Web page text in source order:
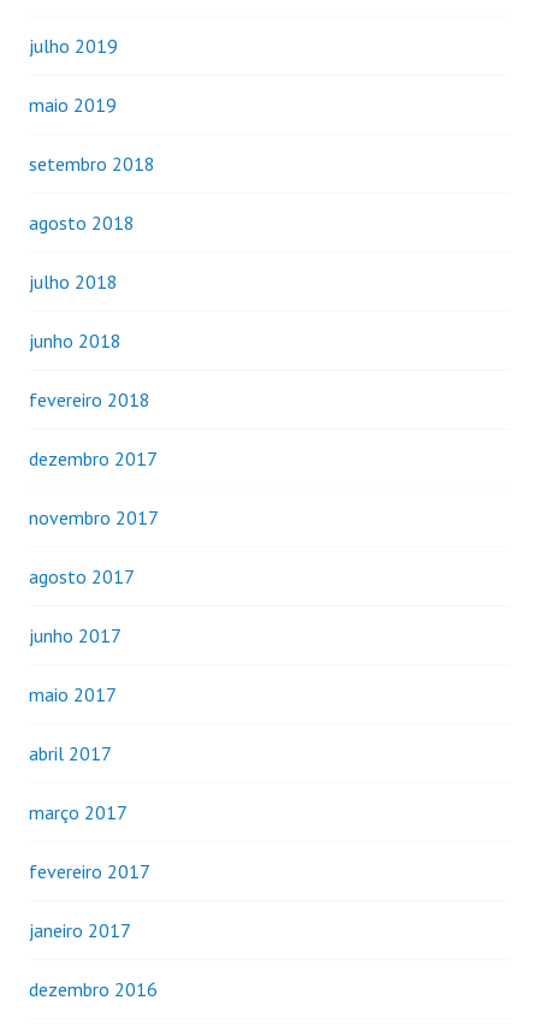
julho 2019
maio 2019
setembro 2018
agosto 2018
julho 2018
junho 2018
fevereiro 2018
dezembro 2017
novembro 2017
agosto 2017
junho 2017
maio 2017
abril 2017
março 2017
fevereiro 2017
janeiro 2017
dezembro 2016